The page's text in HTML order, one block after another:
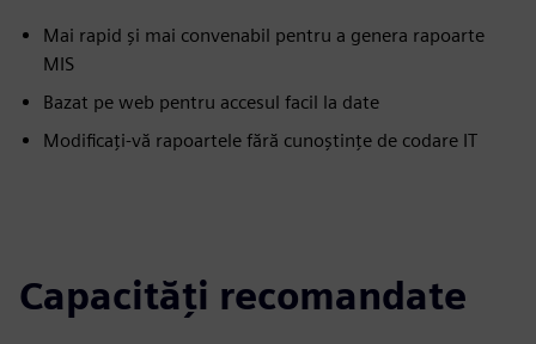
Mai rapid și mai convenabil pentru a genera rapoarte
MIS
Bazat pe web pentru accesul facil la date
Modificați-vă rapoartele fără cunoștințe de codare IT
Capacități recomandate